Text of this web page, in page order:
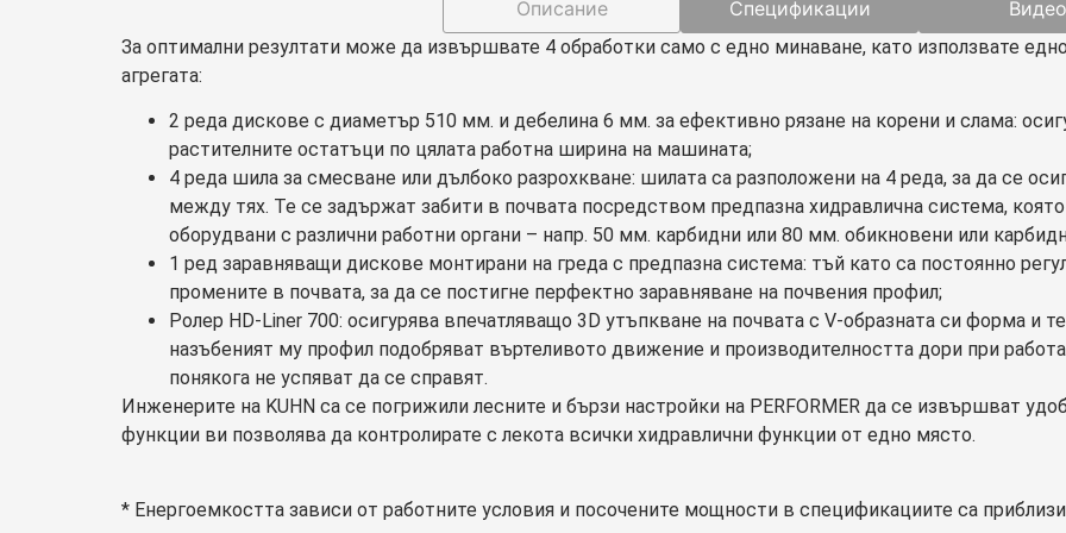
Описание Спецификации Видео
За оптимални резултати може да извършвате 4 обработки само с едно минаване, като използвате
агрегата:
2 реда дискове с диаметър 510 мм. и дебелина 6 мм. за ефективно рязане на корени и слама:
растителните остатъци по цялата работна ширина на машината;
4 реда шила за смесване или дълбоко разрохкване: шилата са разположени на 4 реда, за да се
между тях. Те се задържат забити в почвата посредством предпазна хидравлична система,
оборудвани с различни работни органи – напр. 50 мм. карбидни или 80 мм. обикновени или
1 ред заравняващи дискове монтирани на греда с предпазна система: тъй като са постоянно
промените в почвата, за да се постигне перфектно заравняване на почвения профил;
Ролер HD-Liner 700: осигурява впечатляващо 3D утъпкване на почвата с V-образната си форма
назъбеният му профил подобряват въртеливото движение и производителността дори при
понякога не успяват да се справят.
Инженерите на KUHN са се погрижили лесните и бързи настройки на PERFORMER да се извършват
функции ви позволява да контролирате с лекота всички хидравлични функции от едно място.
* Енергоемкостта зависи от работните условия и посочените мощности в спецификациите са